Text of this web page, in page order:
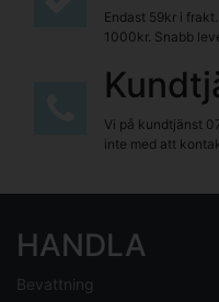
Endast 59kr i
1000kr. Snabb
Vi på kundtjänst
inte med att
HANDLA
Bevattning